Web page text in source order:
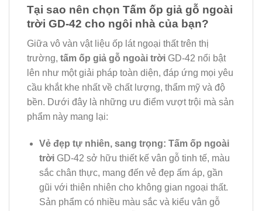
Tại sao nên chọn Tấm ốp giả gỗ ngoài
trời GD-42 cho ngôi nhà của bạn?
Giữa vô vàn vật liệu ốp lát ngoại thất trên thị
trường, tấm ốp giả gỗ ngoài trời GD-42 nổi bật
lên như một giải pháp toàn diện, đáp ứng mọi yêu
cầu khắt khe nhất về chất lượng, thẩm mỹ và độ
bền. Dưới đây là những ưu điểm vượt trội mà sản
phẩm này mang lại:
Vẻ đẹp tự nhiên, sang trọng: Tấm ốp ngoài
trờiGD-42 sở hữu thiết kế vân gỗ tinh tế, màu
sắc chân thực, mang đến vẻ đẹp ấm áp, gần
gũi với thiên nhiên cho không gian ngoại thất.
Sản phẩm có nhiều màu sắc và kiểu vân gỗ